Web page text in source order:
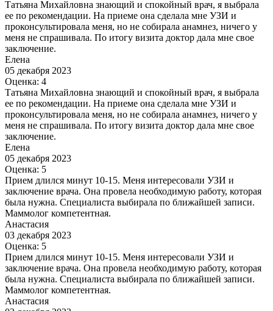
Татьяна Михайловна знающий и спокойный врач, я выбрала
ее по рекомендации. На приеме она сделала мне УЗИ и
проконсультировала меня, но не собирала анамнез, ничего у
меня не спрашивала. По итогу визита доктор дала мне свое
заключение.
Елена
05 декабря 2023
Оценка: 4
Татьяна Михайловна знающий и спокойный врач, я выбрала
ее по рекомендации. На приеме она сделала мне УЗИ и
проконсультировала меня, но не собирала анамнез, ничего у
меня не спрашивала. По итогу визита доктор дала мне свое
заключение.
Елена
05 декабря 2023
Оценка: 5
Прием длился минут 10-15. Меня интересовали УЗИ и
заключение врача. Она провела необходимую работу, которая
была нужна. Специалиста выбирала по ближайшей записи.
Маммолог компетентная.
Анастасия
03 декабря 2023
Оценка: 5
Прием длился минут 10-15. Меня интересовали УЗИ и
заключение врача. Она провела необходимую работу, которая
была нужна. Специалиста выбирала по ближайшей записи.
Маммолог компетентная.
Анастасия